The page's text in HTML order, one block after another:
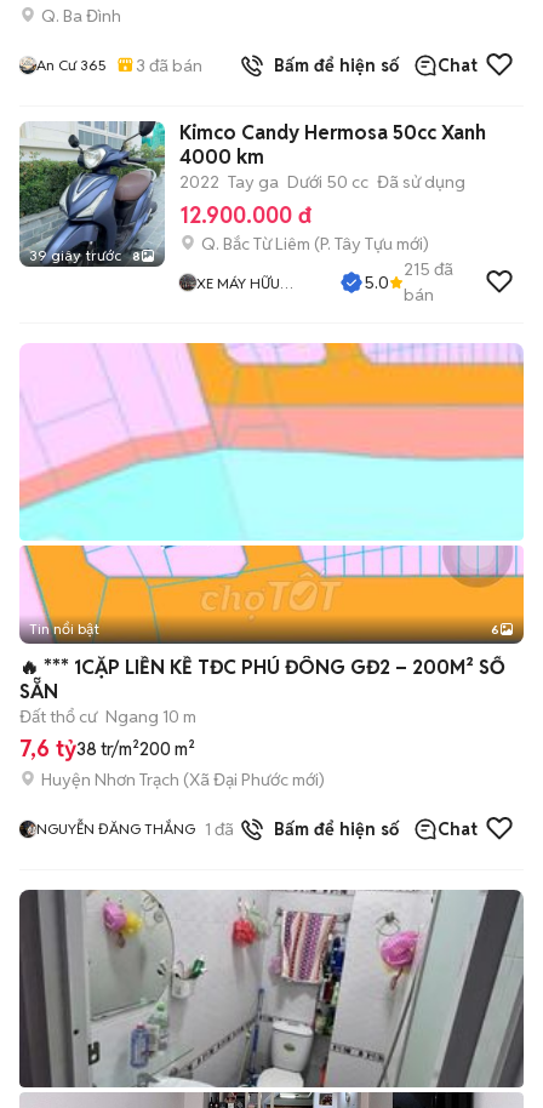
Q. Ba Đình
An Cư 365 3 đã bán Bấm để hiện số Chat
39 giây trước 8
Kimco Candy Hermosa 50cc Xanh
4000 km
2022 Tay ga Dưới 50 cc Đã sử dụng
12.900.000 đ
Q. Bắc Từ Liêm (P. Tây Tựu mới)
XE MÁY HỮU
5.0
215 đã
bán
+2
Tin nổi bật 6
🔥 *** 1CẶP LIỀN KỀ TĐC PHÚ ĐÔNG GĐ2 – 200M² SỔ
SẴN
Đất thổ cư Ngang 10 m
7,6 tỷ38 tr/m²200 m²
Huyện Nhơn Trạch (Xã Đại Phước mới)
NGUYỄN ĐĂNG THẮNG 1 đã bán Bấm để hiện số Chat